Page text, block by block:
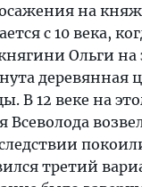
на
с 10 века,
Ольги на
деревянная
В 12 веке на
Всеволода
третий